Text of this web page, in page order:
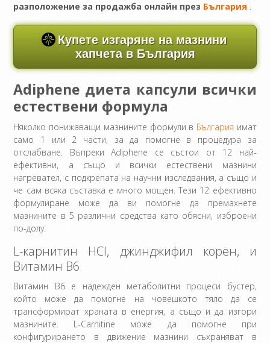
разположение за продажба онлайн през България .
Купете изгаряне на мазнини
хапчета в България
Adiphene диета капсули всички
естествени формула
Няколко понижаващи мазнините формули в България имат
само 1 или 2 части, за да помогне в процедура за
отслабване. Въпреки Adiphene се състои от 12 най-
ефективни, а също и всички естествени мазнини
нагревател, с подкрепата на научни изследвания, а също и
че сам всяка съставка е много мощен. Тези 12 ефективно
формулиране може да ви помогне да премахнете
мазнините в 5 различни средства като обясни, изброени
по-долу:
L-карнитин HCI, джинджифил корен, и
Витамин В6
Витамин В6 е надежден метаболитни процеси бустер,
който може да помогне на човешкото тяло да се
трансформират храната в енергия, а също и да изгори
мазнините. L-Carnitine може да помогне при
конфигурирането в движение мазнини съхраняват в